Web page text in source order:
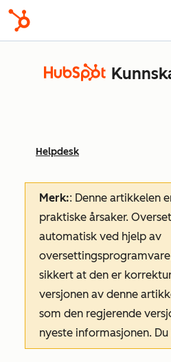
Helpdesk
Merk:: Denne artikkelen
praktiske årsaker.
automatisk ved hjelp av
sikkert at den er
versjonen av denne
som den regjerende
nyeste informasjonen.